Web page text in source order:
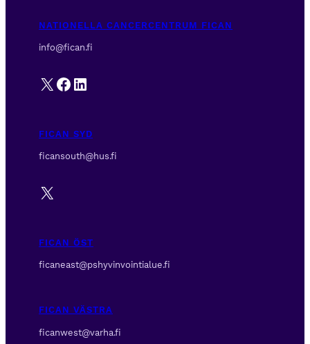
NATIONELLA CANCERCENTRUM FICAN
info@fican.fi
X Facebook
LinkedIn
FICAN SYD
ficansouth@hus.fi
X
FICAN ÖST
ficaneast@pshyvinvointialue.fi
FICAN VÄSTRA
ficanwest@varha.fi